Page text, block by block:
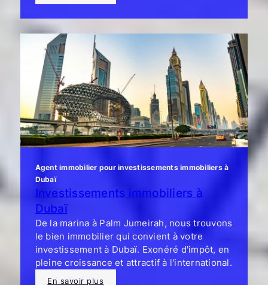
Agent immobilier pour investissements immobiliers à
Dubaï
Investissements immobiliers à
Dubaï
De la marina à Palm Jumeirah, nous trouvons
le bien immobilier qui convient à votre
investissement à Dubaï. Exonéré d'impôt, en
pleine croissance et attractif à l'international.
En savoir plus